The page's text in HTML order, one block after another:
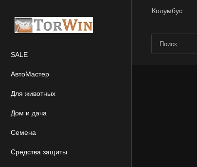
Колумбус
SALE
АвтоМастер
Для животных
Дом и дача
Семена
Средства защиты